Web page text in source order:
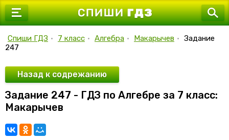
7 класс
9 класс
10 класс
11 класс
Спиши ГДЗ • 7 класс • Алгебра • Макарычев • Задание
247
Назад к содрежанию
Задание 247 - ГДЗ по Алгебре за 7 класс:
Макарычев